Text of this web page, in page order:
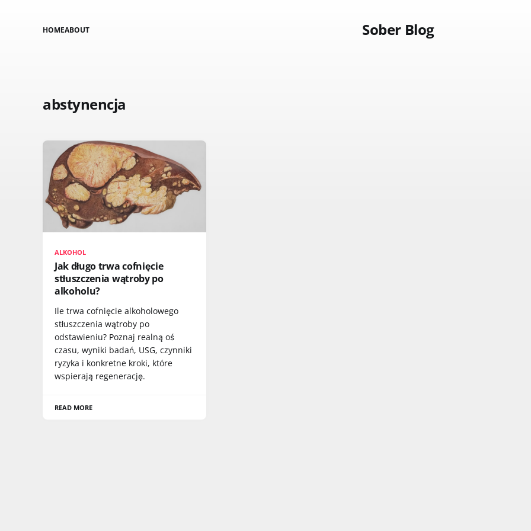
Sober Blog
HOMEABOUT
abstynencja
ALKOHOL
Jak długo trwa cofnięcie
stłuszczenia wątroby po
alkoholu?
Ile trwa cofnięcie alkoholowego
stłuszczenia wątroby po
odstawieniu? Poznaj realną oś
czasu, wyniki badań, USG, czynniki
ryzyka i konkretne kroki, które
wspierają regenerację.
READ MORE